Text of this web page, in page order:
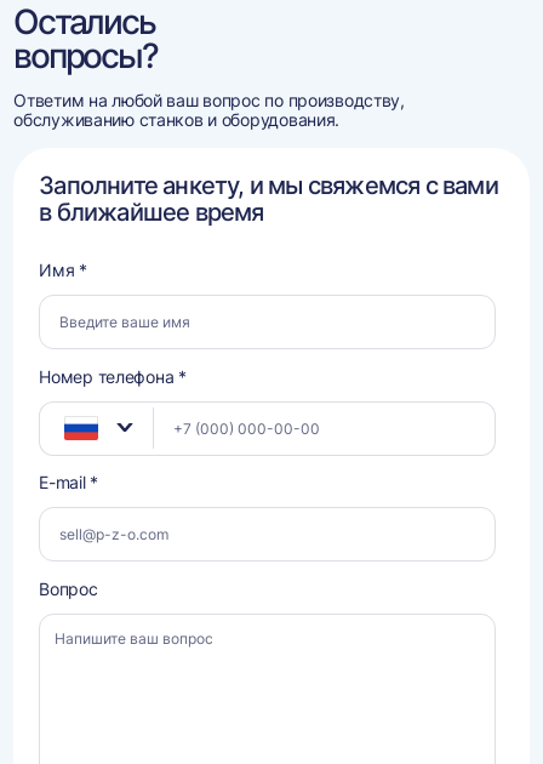
Остались
вопросы?
Ответим на любой ваш вопрос по производству,
обслуживанию станков и оборудования.
Заполните анкету, и мы свяжемся с вами
в ближайшее время
Имя *
Номер телефона *
E-mail *
Вопрос